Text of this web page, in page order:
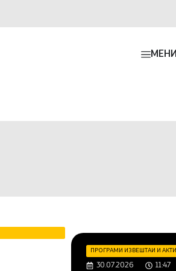
МЕНИ
ПРОГРАМИ ИЗВЕШТАИ И АКТИ
30.07.2026 11:47